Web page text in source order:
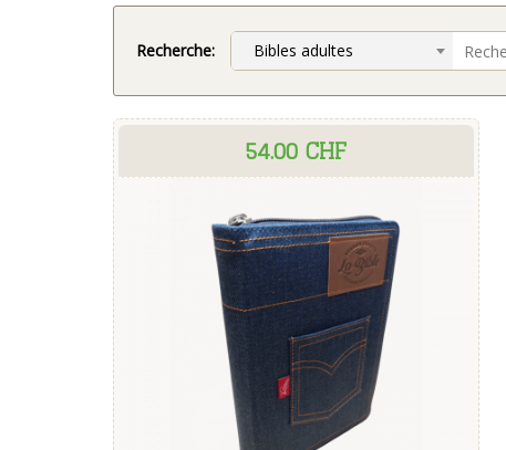
Recherche: Bibles adultes
54.00 CHF